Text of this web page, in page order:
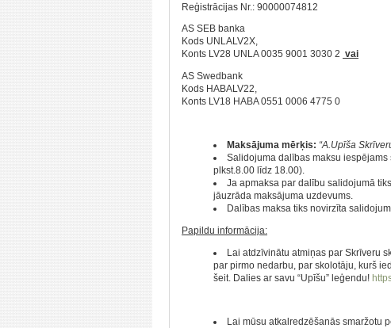
Reģistrācijas Nr.: 90000074812
AS SEB banka
Kods UNLALV2X,
Konts LV28 UNLA 0035 9001 3030 2 vai
AS Swedbank
Kods HABALV22,
Konts LV18 HABA 0551 0006 4775 0
Maksājuma mērķis: “A.Upīša
Salidojuma dalības maksu
plkst.8.00 līdz 18.00).
Ja apmaksa par dalību salidojumā
jāuzrāda maksājuma uzdevums.
Dalības maksa tiks novirzīta
Papildu informācija:
Lai atdzīvinātu atmiņas par Skrīveru
par pirmo nedarbu, par skolotāju, kurš
šeit. Dalies ar savu “Upīšu” leģendu!
Lai mūsu atkalredzēšanās smaržotu